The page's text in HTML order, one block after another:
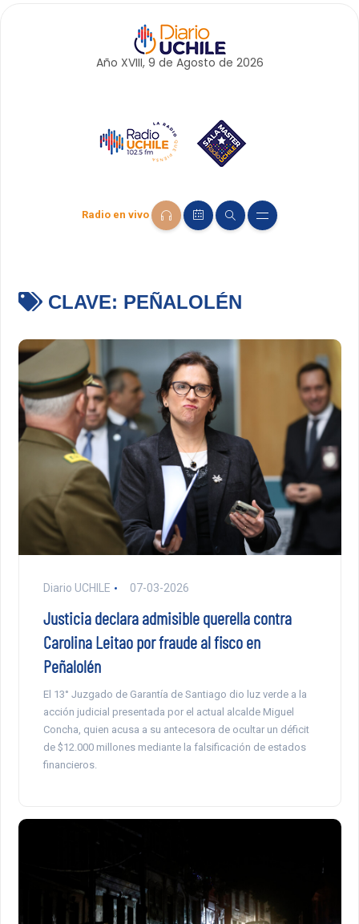
Año XVIII, 9 de Agosto de 2026
Radio en vivo
CLAVE: PEÑALOLÉN
Diario UCHILE 07-03-2026
Justicia declara admisible querella contra
Carolina Leitao por fraude al fisco en
Peñalolén
El 13° Juzgado de Garantía de Santiago dio luz verde a la
acción judicial presentada por el actual alcalde Miguel
Concha, quien acusa a su antecesora de ocultar un déficit
de $12.000 millones mediante la falsificación de estados
financieros.